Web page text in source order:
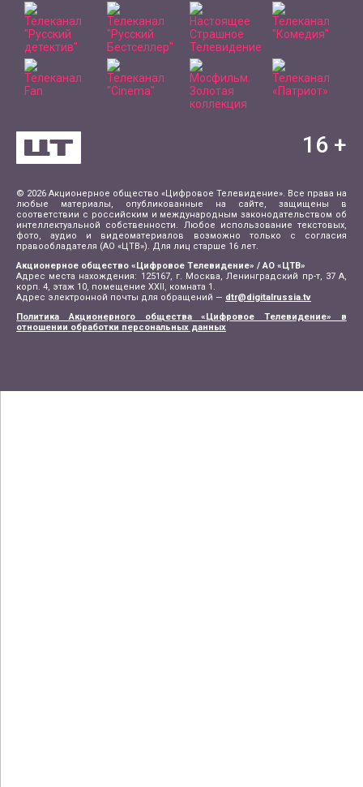
© 2026 Акционерное общество «Цифровое Телевидение». Все права на
любые материалы, опубликованные на сайте, защищены в
соответствии с российским и международным законодательством об
интеллектуальной собственности. Любое использование текстовых,
фото, аудио и видеоматериалов возможно только с согласия
правообладателя (АО «ЦТВ»). Для лиц старше 16 лет.
Акционерное общество «Цифровое Телевидение» / АО «ЦТВ»
Адрес места нахождения: 125167, г. Москва, Ленинградский пр-т, 37 А,
корп. 4, этаж 10, помещение XXII, комната 1.
Адрес электронной почты для обращений — dtr@digitalrussia.tv
Политика Акционерного общества «Цифровое Телевидение» в
отношении обработки персональных данных
16 +